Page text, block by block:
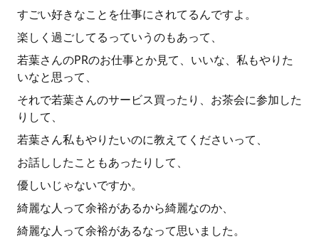
すごい好きなことを仕事にされてるんですよ。
楽しく過ごしてるっていうのもあって、
若葉さんのPRのお仕事とか見て、いいな、私もやりた
いなと思って、
それで若葉さんのサービス買ったり、お茶会に参加した
りして、
若葉さん私もやりたいのに教えてくださいって、
お話ししたこともあったりして、
優しいじゃないですか。
綺麗な人って余裕があるから綺麗なのか、
綺麗な人って余裕があるなって思いました。